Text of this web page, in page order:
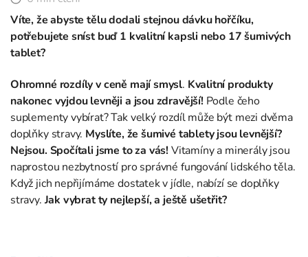
Víte, že abyste tělu dodali stejnou dávku hořčíku,
potřebujete sníst buď 1 kvalitní kapsli nebo 17 šumivých
tablet?
Ohromné rozdíly v ceně mají smysl. Kvalitní produkty
nakonec vyjdou levněji a jsou zdravější! Podle čeho
suplementy vybírat? Tak velký rozdíl může být mezi dvěma
doplňky stravy. Myslíte, že šumivé tablety jsou levnější?
Nejsou. Spočítali jsme to za vás! Vitamíny a minerály jsou
naprostou nezbytností pro správné fungování lidského těla.
Když jich nepřijímáme dostatek v jídle, nabízí se doplňky
stravy. Jak vybrat ty nejlepší, a ještě ušetřit?